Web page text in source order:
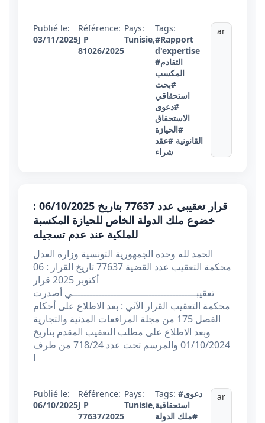
Publié le:
03/11/2025
Référence:
J P
81026/2025
Pays:
Tunisie,
Tags:
#Rapport
d'expertise
#التقادم
المكسب
#بحث
استحقاقي
#دعوى
الاستحقاق
#الحيازة
القانونية #عقد
شراء
ar
قرار تعقيبي عدد 77637 بتاريخ 06/10/2025 :
خضوع ملك الدولة الخاص للحيازة المكسبة
للملكية عند عدم تسجيله
الحمد لله وحده الجمهورية التونسية وزارة العدل
محكمة التعقيب عدد القضية 77637 تاريخ القرار : 06
أكتوبر 2025 قرار
تعقيبــــــــــــــــــــــــــــــــــــــــــي أصدرت
محكمة التعقيب القرار الآتي : بعد الاطلاع على أحكام
الفصل 175 من مجلة المرافعات المدنية والتجارية
وبعد الاطلاع على مطلب التعقيب المقدم بتاريخ
01/10/2024 والمرسم تحت عدد 718/24 من طرف
ا
Publié le:
06/10/2025
Référence:
J P
77637/2025
Pays:
Tunisie,
Tags: #دعوى
استحقاقية
#ملك الدولة
ar